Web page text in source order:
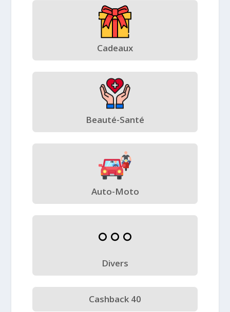
Cadeaux
Beauté-Santé
Auto-Moto
Divers
Cashback 40